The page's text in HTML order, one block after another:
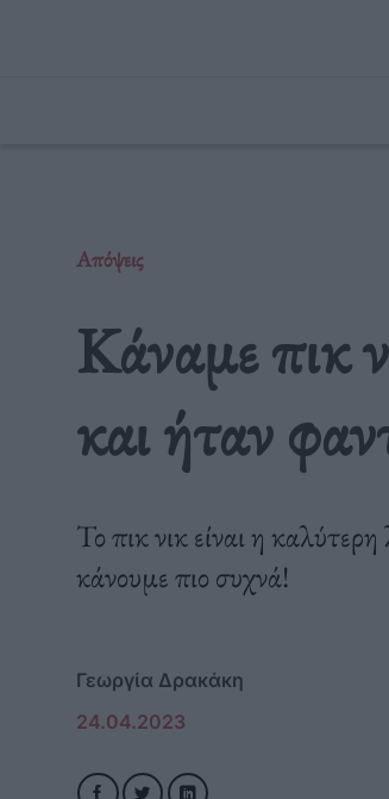
Απόψεις
Κάναμε πικ
και ήταν
Το πικ νικ είναι η
κάνουμε πιο συχνά!
Γεωργία Δρακάκη
24.04.2023